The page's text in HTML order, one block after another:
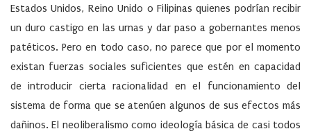
Estados Unidos, Reino Unido o Filipinas quienes podrían recibir
un duro castigo en las urnas y dar paso a gobernantes menos
patéticos. Pero en todo caso, no parece que por el momento
existan fuerzas sociales suficientes que estén en capacidad
de introducir cierta racionalidad en el funcionamiento del
sistema de forma que se atenúen algunos de sus efectos más
dañinos. El neoliberalismo como ideología básica de casi todos